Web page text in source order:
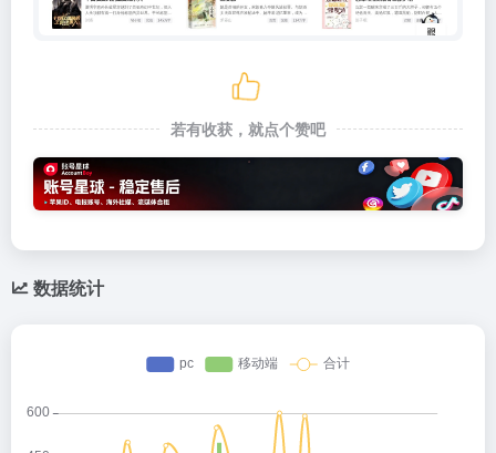
若有收获，就点个赞吧
数据统计